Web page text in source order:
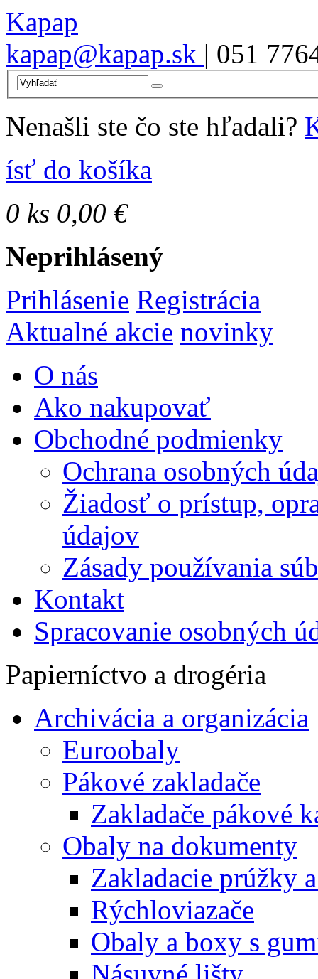
Kapap
kapap@kapap.sk | 051
Nenašli ste čo ste hľadali?
ísť do košíka
0 ks 0,00 €
Neprihlásený
Prihlásenie Registrácia
Aktualné akcie novinky
O nás
Ako nakupovať
Obchodné podmienky
Ochrana osobných
Žiadosť o prístup,
údajov
Zásady používania
Kontakt
Spracovanie osobných
Papierníctvo a drogéria
Archivácia a organizácia
Euroobaly
Pákové zakladače
Zakladače pákové
Obaly na dokumenty
Zakladacie prúžky
Rýchloviazače
Obaly a boxy s